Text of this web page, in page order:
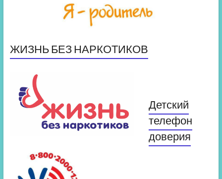
ЖИЗНЬ БЕЗ НАРКОТИКОВ
Детский
телефон
доверия